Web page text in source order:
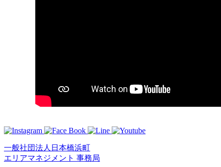
一般社団法人日本橋浜町
エリアマネジメント 事務局